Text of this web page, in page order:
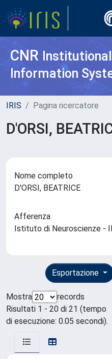
CNR
Information
IRIS Pagina ricercatore
D'ORSI,
Nome completo
D'ORSI, BEATRICE
Afferenza
Istituto di Neuroscienze -
Esportazione
Mostra
records
Risultati 1 - 20 di 21 (tempo
di esecuzione: 0.05 secondi).